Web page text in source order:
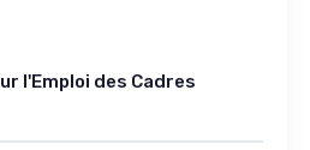
l'Emploi des Cadres